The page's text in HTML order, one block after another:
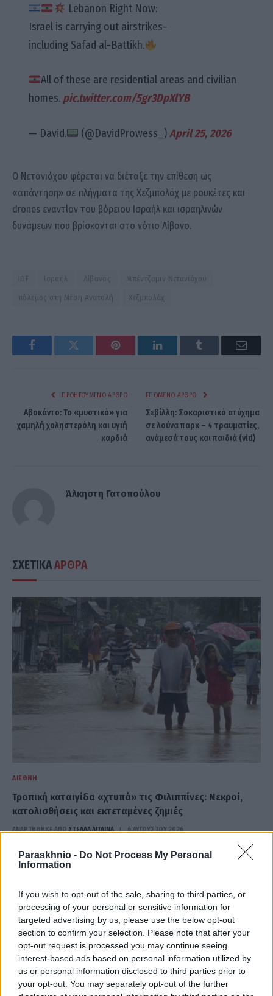
Paraskhnio - Do Not Process My Personal
Information
If you wish to opt-out of the sale, sharing to third parties, or
processing of your personal or sensitive information for
targeted advertising by us, please use the below opt-out
section to confirm your selection. Please note that after your
opt-out request is processed you may continue seeing
interest-based ads based on personal information utilized by
us or personal information disclosed to third parties prior to
your opt-out. You may separately opt-out of the further
Lebanon Right Now:
Israel is carrying out airstrikes-
including Safad al-Battikh.
All of these are residential areas and civilian
homes. pic.twitter.com/5gr3DpXlYB
— David. (@DavidProwess_)April 25, 2026
Ο Νετανιάχου φέρεται να διέταξε την επίθεση ως
«απάντηση» σε πλήγματα της Χεζμπολάχ με ρουκέτες και
drones εναντίον του βόρειου Ισραήλ και ισραηλινών
δυνάμεων που βρίσκονται στο νότιο Λίβανο.
IDF Ισραήλ Λίβανος Μπέντζαμιν Νετανιάχου
πόλεμος στη Μέση Ανατολή Χεζμπολάχ
FacebookTwitter Pinterest LinkedInTumblr Email
ΠΡΟΗΓΟΎΜΕΝΟ ΆΡΘΡΟ
Αβοκάντο: Το «μυστικό» για
χαμηλή χοληστερόλη και υγιή
καρδιά
ΕΠΌΜΕΝΟ ΆΡΘΡΟ
Σεβίλλη: Σοκαριστικό ατύχημα
σε λούνα παρκ – 4 τραυματίες,
ανάμεσά τους και παιδιά (vid)
Άλκηστη Γατοπούλου
ΣΧΕΤΙΚΑΑΡΘΡΑ
ΔΙΕΘΝΉ
Τροπική καταιγίδα «χτυπά» τις Φιλιππίνες: Νεκροί,
κατολισθήσεις και εκτεταμένες ζημιές
ΑΝΑΡΤΗΘΗΚΕ ΑΠΟΣΤΈΛΛΑ ΛΊΤΑΙΝΑ 6 ΑΥΓΟΎΣΤΟΥ 2026